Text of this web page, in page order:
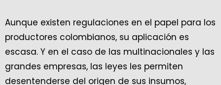
Aunque existen regulaciones en el papel para los
productores colombianos, su aplicación es
escasa. Y en el caso de las multinacionales y las
grandes empresas, las leyes les permiten
desentenderse del origen de sus insumos,